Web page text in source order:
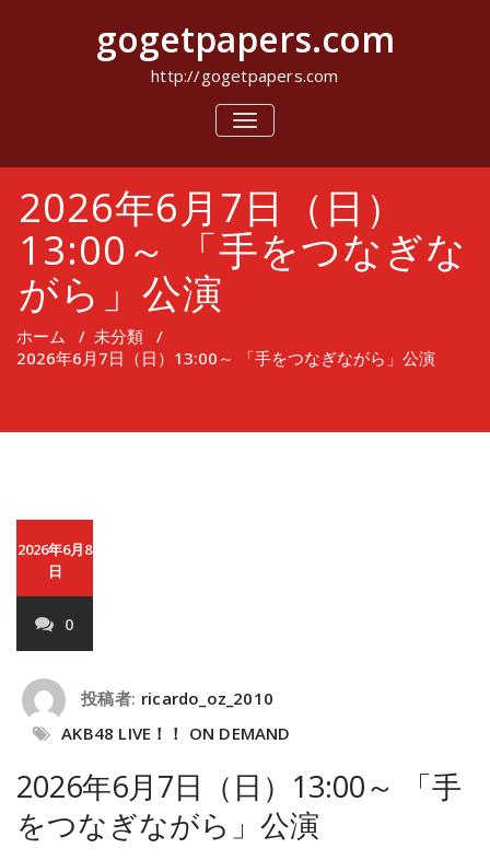
キ
gogetpapers.com
http://gogetpapers.com
ナ
ビ
シ
ョ
ン
を
2026年6月7日（日）
13:00～ 「手をつなぎな
がら」公演
ホーム / 未分類 /
2026年6月7日（日）13:00～ 「手をつなぎながら」公演
2026年6月8
日
0
投稿者: ricardo_oz_2010
AKB48 LIVE！！ ON DEMAND
2026年6月7日（日）13:00～ 「手
をつなぎながら」公演